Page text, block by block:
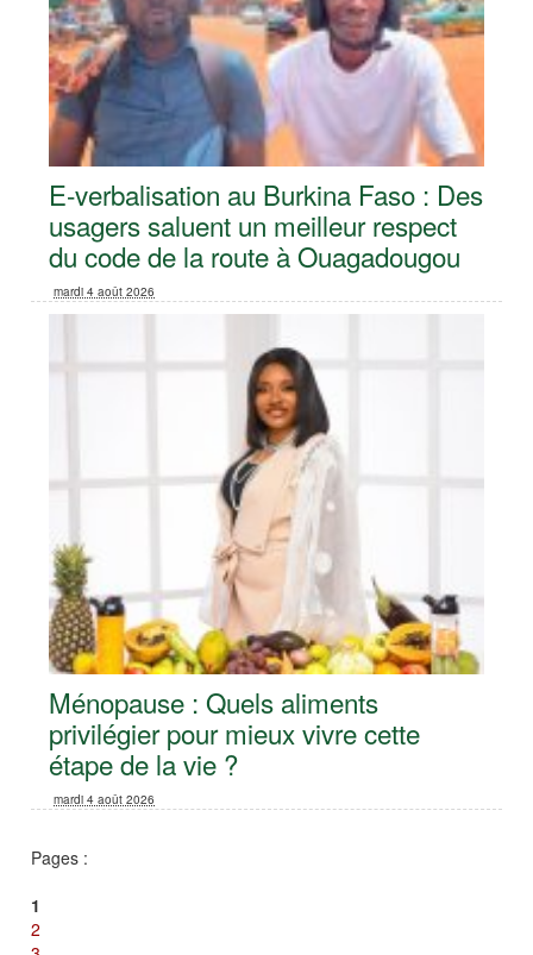
E-verbalisation au Burkina Faso : Des
usagers saluent un meilleur respect
du code de la route à Ouagadougou
mardi 4 août 2026
Ménopause : Quels aliments
privilégier pour mieux vivre cette
étape de la vie ?
mardi 4 août 2026
Pages :
1
2